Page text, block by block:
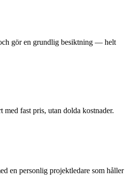
gör en grundlig besiktning — helt
med fast pris, utan dolda kostnader.
en personlig projektledare som håller